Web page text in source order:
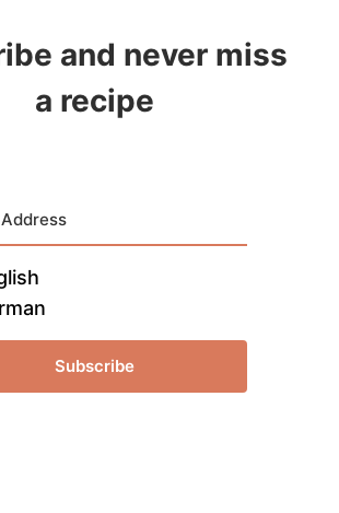
and never miss
a recipe
Subscribe